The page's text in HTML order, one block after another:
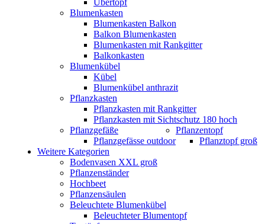
Übertopf
Blumenkasten
Blumenkasten Balkon
Balkon Blumenkasten
Blumenkasten mit Rankgitter
Balkonkasten
Blumenkübel
Kübel
Blumenkübel anthrazit
Pflanzkasten
Pflanzkasten mit Rankgitter
Pflanzkasten mit Sichtschutz 180 hoch
Pflanzgefäße
Pflanzgefässe outdoor
Pflanzentopf
Pflanztopf groß
Weitere Kategorien
Bodenvasen XXL groß
Pflanzenständer
Hochbeet
Pflanzensäulen
Beleuchtete Blumenkübel
Beleuchteter Blumentopf